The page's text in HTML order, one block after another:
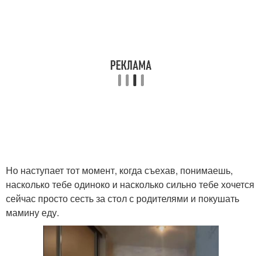
Но наступает тот момент, когда съехав, понимаешь,
насколько тебе одиноко и насколько сильно тебе хочется
сейчас просто сесть за стол с родителями и покушать
мамину еду.